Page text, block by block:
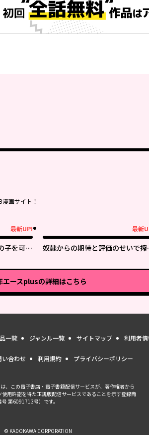
画サイト！
最新UP!
子を可愛
最新
奴隷からの期待と評価のせいで搾
エースplusの詳細はこちら
一覧 ジャンル一覧 サイトマップ 利用者
い合わせ 利用規約 プライバシーポリシー
、この電子書店・電子書籍配信サービスが、著作権者から
使用許諾を得た正規版配信サービスであることを示す登録商
第6091713号）です。
© KADOKAWA CORPORATION